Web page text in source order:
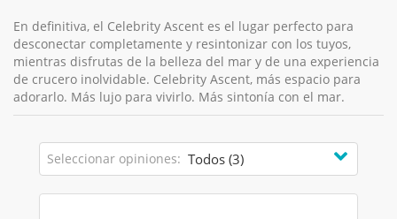
En definitiva, el Celebrity Ascent es el lugar perfecto para
desconectar completamente y resintonizar con los tuyos,
mientras disfrutas de la belleza del mar y de una experiencia
de crucero inolvidable. Celebrity Ascent, más espacio para
adorarlo. Más lujo para vivirlo. Más sintonía con el mar.
Seleccionar opiniones: